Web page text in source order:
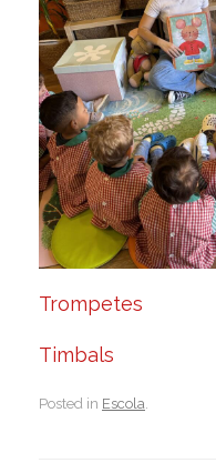
Trompetes
Timbals
Posted in Escola